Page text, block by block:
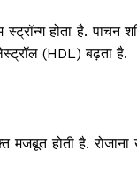
स्ट्रॉन्ग होता है.
(HDL) बढ़ता है.
मजबूत होती है.